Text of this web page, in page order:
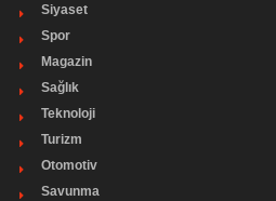
Siyaset
Spor
Magazin
Sağlık
Teknoloji
Turizm
Otomotiv
Savunma